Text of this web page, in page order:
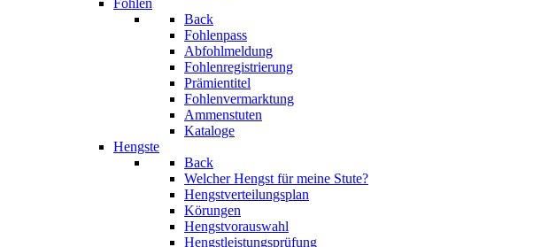
Fohlen
Back
Fohlenpass
Abfohlmeldung
Fohlenregistrierung
Prämientitel
Fohlenvermarktung
Ammenstuten
Kataloge
Hengste
Back
Welcher Hengst für meine Stute?
Hengstverteilungsplan
Körungen
Hengstvorauswahl
Hengstleistungsprüfung